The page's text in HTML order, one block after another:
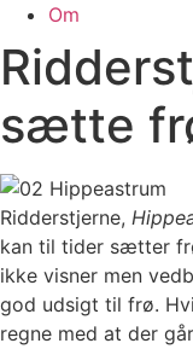
Om
sætte
Ridderstjerne,
kan til tider sætter
ikke visner men
god udsigt til frø.
regne med at der